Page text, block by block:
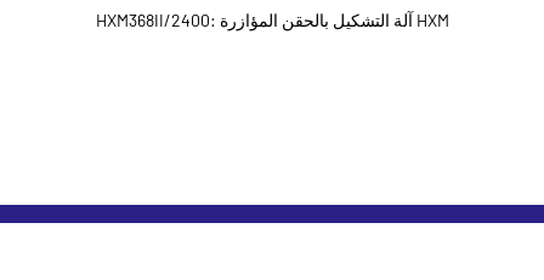
HXM368II/2400: آلة التشكيل بالحقن المؤازرة HXM